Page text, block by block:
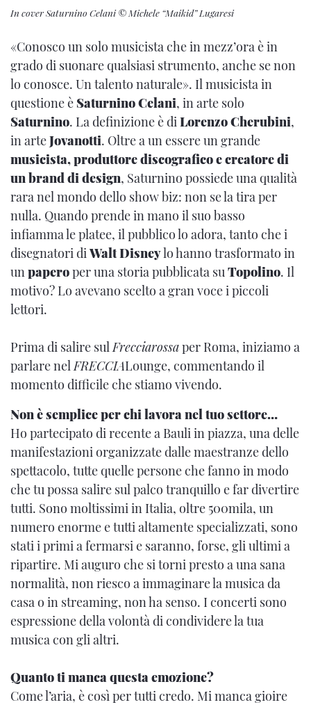
In cover Saturnino Celani © Michele “Maikid” Lugaresi
«Conosco un solo musicista che in mezz’ora è in
grado di suonare qualsiasi strumento, anche se non
lo conosce. Un talento naturale». Il musicista in
questione è Saturnino Celani, in arte solo
Saturnino. La definizione è diLorenzo Cherubini,
in arteJovanotti. Oltre a un essere un grande
musicista, produttore discografico e creatore di
un brand di design, Saturnino possiede una qualità
rara nel mondo dello show biz: non se la tira per
nulla. Quando prende in mano il suo basso
infiamma le platee, il pubblico lo adora, tanto che i
disegnatori diWalt Disneylo hanno trasformato in
unpaperoper una storia pubblicata suTopolino. Il
motivo? Lo avevano scelto a gran voce i piccoli
lettori.
Prima di salire sulFrecciarossaper Roma, iniziamo a
parlare nelFRECCIALounge, commentando il
momento difficile che stiamo vivendo.
Non è semplice per chi lavora nel tuo settore…
Ho partecipato di recente a Bauli in piazza, una delle
manifestazioni organizzate dalle maestranze dello
spettacolo, tutte quelle persone che fanno in modo
che tu possa salire sul palco tranquillo e far divertire
tutti. Sono moltissimi in Italia, oltre 500mila, un
numero enorme e tutti altamente specializzati, sono
stati i primi a fermarsi e saranno, forse, gli ultimi a
ripartire. Mi auguro che si torni presto a una sana
normalità, non riesco a immaginare la musica da
casa o in streaming, non ha senso. I concerti sono
espressione della volontà di condividere la tua
musica con gli altri.
Quanto ti manca questa emozione?
Come l’aria, è così per tutti credo. Mi manca gioire